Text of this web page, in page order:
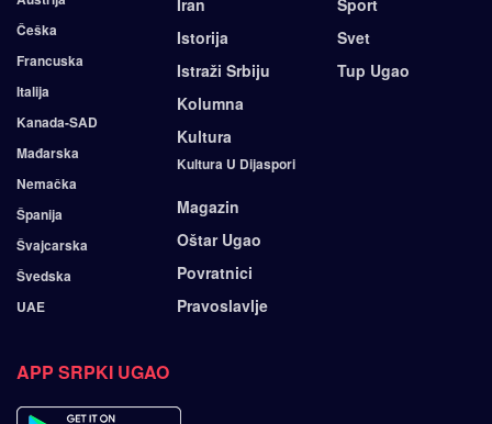
Češka
Francuska
Italija
Kanada-SAD
Mađarska
Nemačka
Španija
Švajcarska
Švedska
UAE
Iran
Istorija
Istraži Srbiju
Kolumna
Kultura
Kultura U Dijaspori
Magazin
Oštar Ugao
Povratnici
Pravoslavlje
Sport
Svet
Tup Ugao
APP SRPKI UGAO